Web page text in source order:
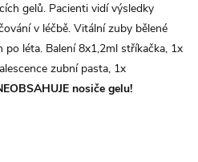
gelů. Pacienti vidí výsledky
v léčbě. Vitální zuby bělené
léta. Balení 8x1,2ml stříkačka, 1x
zubní pasta, 1x
nosiče gelu!